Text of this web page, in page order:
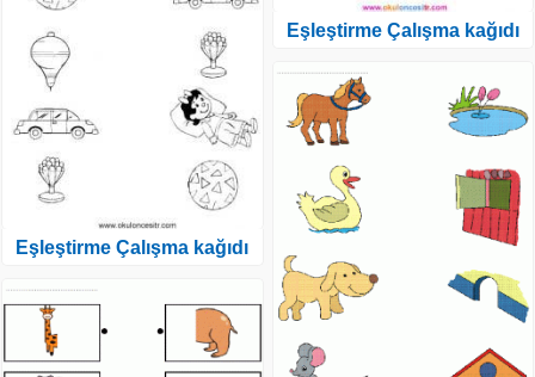
Eşleştirme Çalışma kağıdı
Eşleştirme Çalışma kağıdı